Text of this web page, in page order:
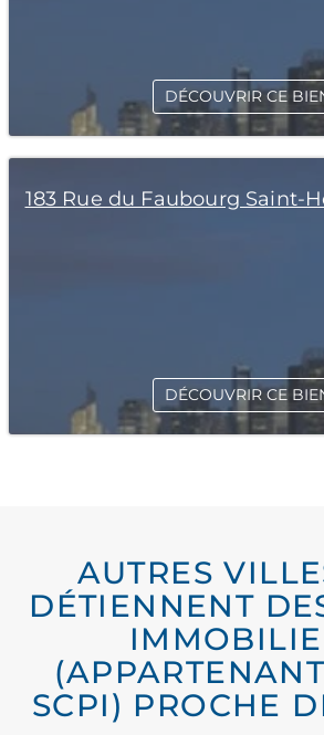
DÉCOUVRIR CE
183 Rue du Faubourg Saint-
DÉCOUVRIR CE
AUTRES
DÉTIENNENT
SCPI) PROCHE